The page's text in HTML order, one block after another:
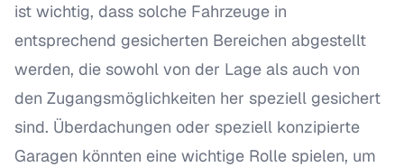
ist wichtig, dass solche Fahrzeuge in
entsprechend gesicherten Bereichen abgestellt
werden, die sowohl von der Lage als auch von
den Zugangsmöglichkeiten her speziell gesichert
sind. Überdachungen oder speziell konzipierte
Garagen könnten eine wichtige Rolle spielen, um